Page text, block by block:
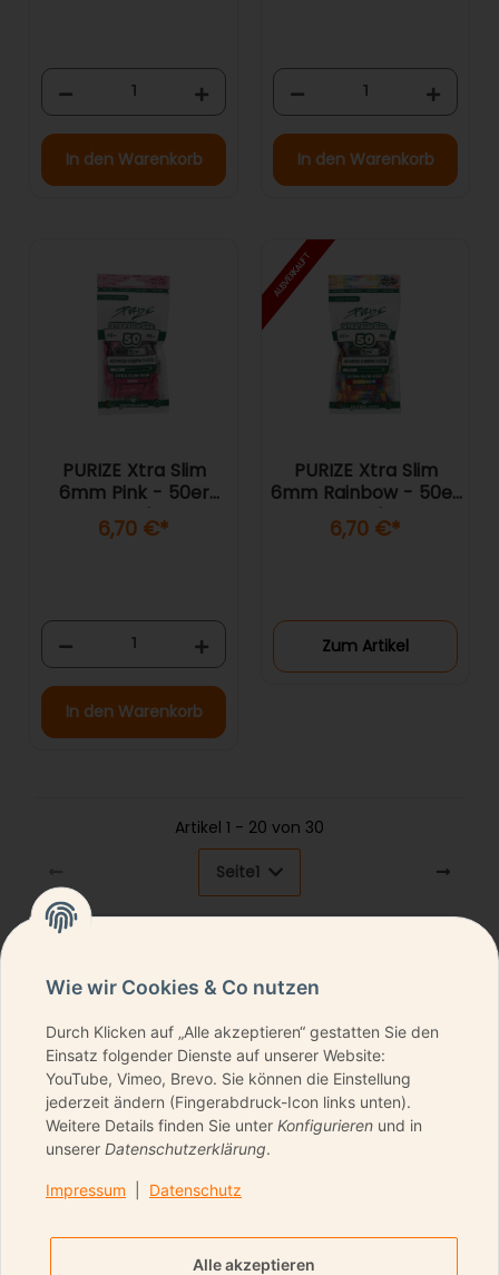
In den Warenkorb In den Warenkorb
PURIZE Xtra Slim
6mm Pink - 50er
Pack
6,70 €*
In den Warenkorb
AUSVERKAUFT
PURIZE Xtra Slim
6mm Rainbow - 50er
Pack
6,70 €*
Zum Artikel
Artikel 1 - 20 von 30
Seite1
NEWSLETTER ABONNIEREN & KEINE DEALS
VERPASSEN
Datenschutzerklärungregelmäßig und jederzeit
widerruflich Informationen zu Ihrem Produktsortiment per
Wie wir Cookies & Co nutzen
Durch Klicken auf „Alle akzeptieren“ gestatten Sie den
Einsatz folgender Dienste auf unserer Website:
YouTube, Vimeo, Brevo. Sie können die Einstellung
jederzeit ändern (Fingerabdruck-Icon links unten).
Weitere Details finden Sie unter Konfigurieren und in
unserer Datenschutzerklärung.
Impressum Datenschutz
Alle akzeptieren